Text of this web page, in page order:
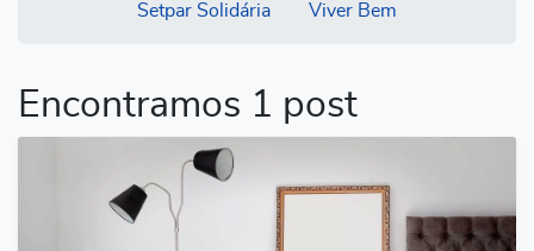
Setpar Solidária Viver Bem
Encontramos 1 post